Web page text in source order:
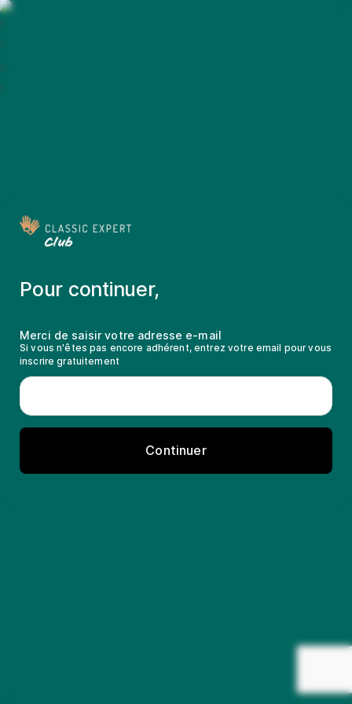
Pour continuer,
Merci de saisir votre adresse e-mail
Si vous n'êtes pas encore adhérent, entrez votre email pour vous
inscrire gratuitement
Continuer